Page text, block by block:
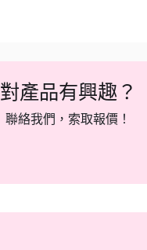
對產品有興趣？
聯絡我們，索取報價！